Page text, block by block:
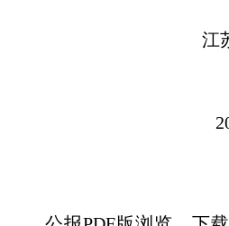
江苏省交
2026年4